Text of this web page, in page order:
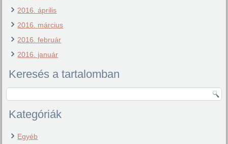
2016. április
2016. március
2016. február
2016. január
Keresés a tartalomban
Kategóriák
Egyéb